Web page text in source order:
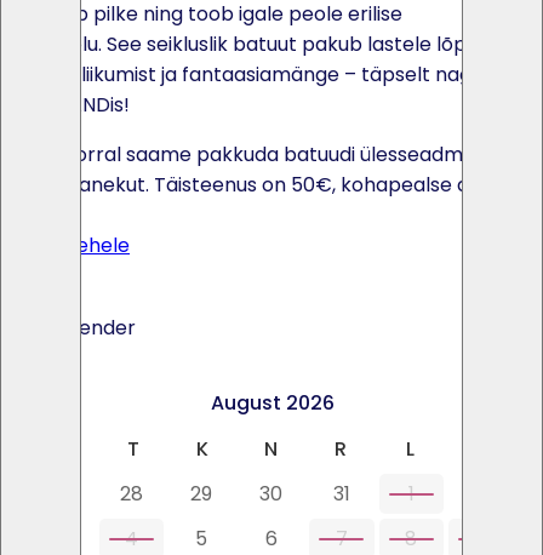
tõmbab pilke ning toob igale peole erilise
meeleolu. See seikluslik batuut pakub lastele lõputult
rõõmu, liikumist ja fantaasiamänge – täpselt nagu
LEGOLANDis!
Soovi korral saame pakkuda batuudi ülesseadmist ja
kokkupanekut. Täisteenus on 50€, kohapealse abiga
Toote lehele
Ava kalender
August 2026
T K N R L
28 29 30 31 1
4 5 6 7 8